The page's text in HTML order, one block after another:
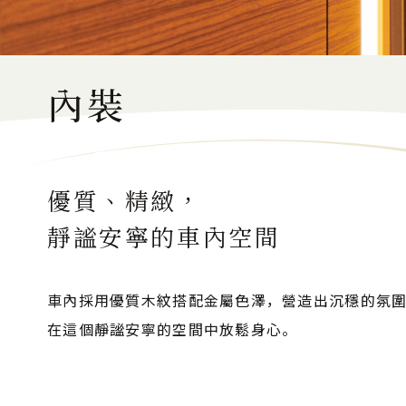
內裝
優質、精緻，
靜謐安寧的車內空間
車內採用優質木紋搭配金屬色澤，營造出沉穩的氛
在這個靜謐安寧的空間中放鬆身心。